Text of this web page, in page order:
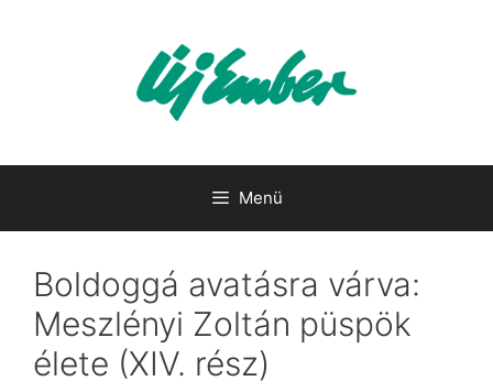
Menü
Boldoggá avatásra várva:
Meszlényi Zoltán püspök
élete (XIV. rész)